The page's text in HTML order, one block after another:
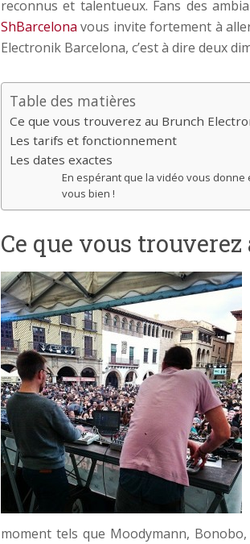
reconnus et talentueux. Fans des
ShBarcelona vous invite fortement à
Electronik Barcelona, c’est à dire deux
Table des matières
Ce que vous trouverez au Brunch
Les tarifs et fonctionnement
Les dates exactes
En espérant que la vidéo vous donne
vous bien !
Ce que vous
moment tels que Moodymann,